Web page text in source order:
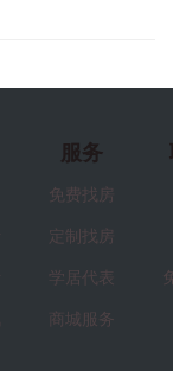
服务
免费找房
定制找房
学居代表
商城服务